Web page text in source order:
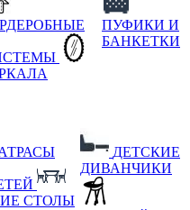
ПУФИКИ И
БАНКЕТКИ
СТОЛЫ
ДЕТСКИЕ
ДИВАНЧИКИ